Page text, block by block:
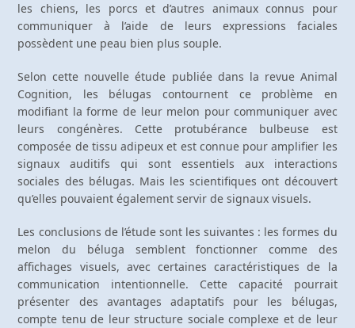
les chiens, les porcs et d’autres animaux connus pour
communiquer à l’aide de leurs expressions faciales
possèdent une peau bien plus souple.
Selon cette nouvelle étude publiée dans la revue Animal
Cognition, les bélugas contournent ce problème en
modifiant la forme de leur melon pour communiquer avec
leurs congénères. Cette protubérance bulbeuse est
composée de tissu adipeux et est connue pour amplifier les
signaux auditifs qui sont essentiels aux interactions
sociales des bélugas. Mais les scientifiques ont découvert
qu’elles pouvaient également servir de signaux visuels.
Les conclusions de l’étude sont les suivantes : les formes du
melon du béluga semblent fonctionner comme des
affichages visuels, avec certaines caractéristiques de la
communication intentionnelle. Cette capacité pourrait
présenter des avantages adaptatifs pour les bélugas,
compte tenu de leur structure sociale complexe et de leur